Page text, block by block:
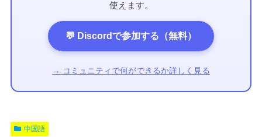
使えます。
💬 Discordで参加する（無料）
→ コミュニティで何ができるか詳しく見る
中国語